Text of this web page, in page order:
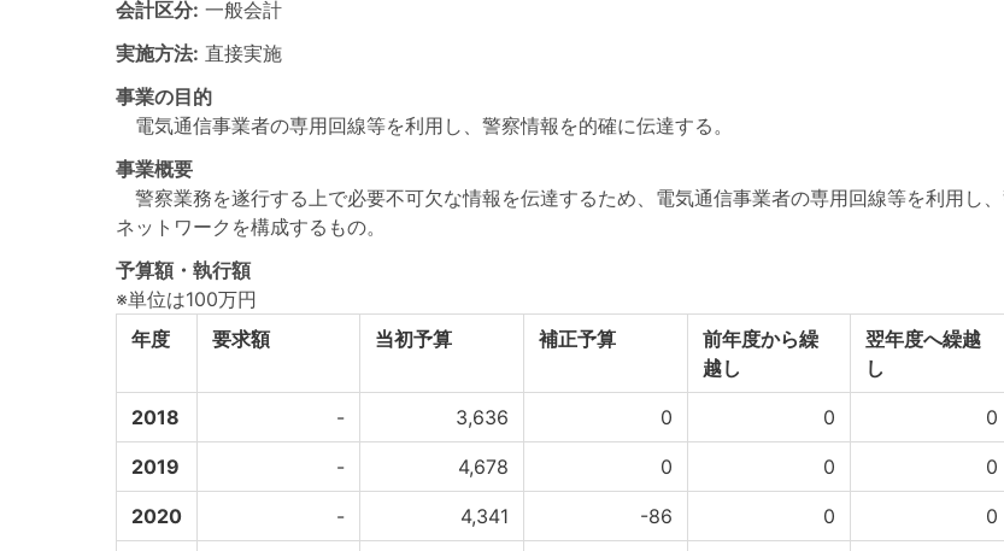
会計区分: 一般会計
実施方法: 直接実施
事業の目的
電気通信事業者の専用回線等を利用し、警察情報を的確に伝達する。
事業概要
警察業務を遂行する上で必要不可欠な情報を伝達するため、電気通信事業者の専用回線等を利用し
ネットワークを構成するもの。
予算額・執行額
※単位は100万円
年度
要求額 当初予算 補正予算
前年度から繰
越し
翌年度へ繰越
し
2018 - 3,636 0 0 0
2019 - 4,678 0 0 0
2020 - 4,341 -86 0 0